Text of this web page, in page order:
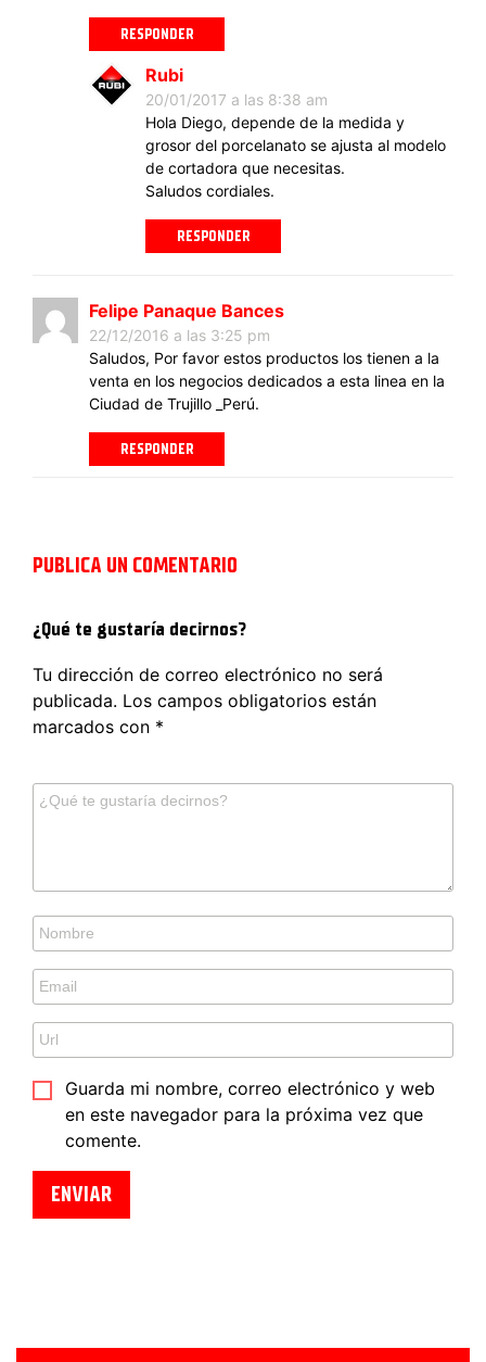
RESPONDER
Rubi
20/01/2017 a las 8:38 am
Hola Diego, depende de la medida y
grosor del porcelanato se ajusta al modelo
de cortadora que necesitas.
Saludos cordiales.
RESPONDER
Felipe Panaque Bances
22/12/2016 a las 3:25 pm
Saludos, Por favor estos productos los tienen a la
venta en los negocios dedicados a esta linea en la
Ciudad de Trujillo _Perú.
RESPONDER
PUBLICA UN COMENTARIO
¿Qué te gustaría decirnos?
Tu dirección de correo electrónico no será
publicada. Los campos obligatorios están
marcados con *
Guarda mi nombre, correo electrónico y web
en este navegador para la próxima vez que
comente.